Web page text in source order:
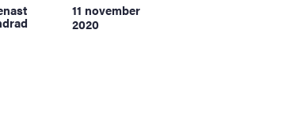
11 november
2020